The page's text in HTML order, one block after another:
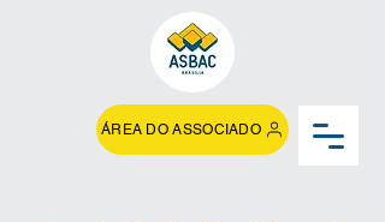
ÁREA DO ASSOCIADO